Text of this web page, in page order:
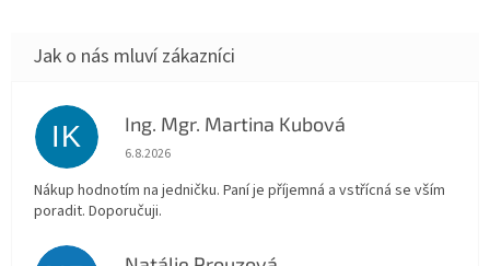
IK Ing. Mgr. Martina Kubová
Hodnocení obchodu je 5 z 5 hvězdiček.
6.8.2026
Nákup hodnotím na jedničku. Paní je příjemná a vstřícná se vším
poradit. Doporučuji.